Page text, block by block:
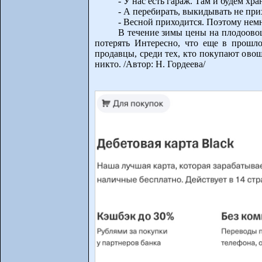
- А перебирать, выкидывать не
- Весной приходится. Поэтому
В течение зимы цены на
потерять Интересно, что еще в
продавцы, среди тех, кто покупают
никто. /Автор: Н. Гордеева/